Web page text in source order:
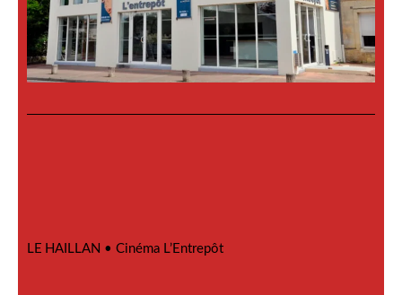
LE HAILLAN • Cinéma L’Entrepôt